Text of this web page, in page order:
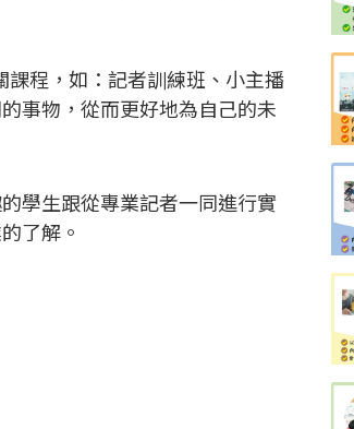
課程，如：記者訓練班、小主播
事物，從而更好地為自己的未
學生跟從專業記者一同進行實
了解。